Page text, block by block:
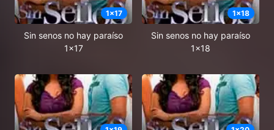
1x17
Sin senos no hay paraíso
1x17
1x18
Sin senos no hay paraíso
1x18